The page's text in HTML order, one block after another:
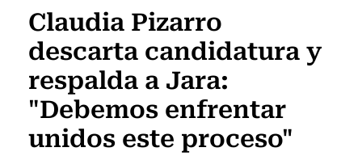
Claudia Pizarro
descarta candidatura y
respalda a Jara:
"Debemos enfrentar
unidos este proceso"